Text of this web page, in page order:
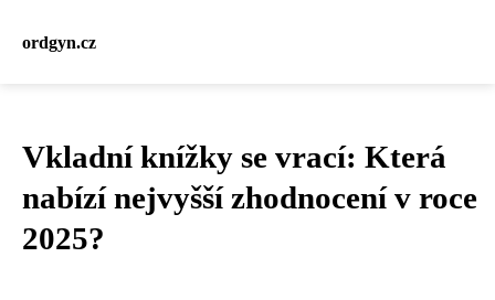
ordgyn.cz
Vkladní knížky se vrací: Která
nabízí nejvyšší zhodnocení v roce
2025?